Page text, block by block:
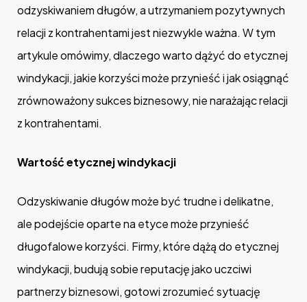
odzyskiwaniem długów, a utrzymaniem pozytywnych
relacji z kontrahentami jest niezwykle ważna. W tym
artykule omówimy, dlaczego warto dążyć do etycznej
windykacji, jakie korzyści może przynieść i jak osiągnąć
zrównoważony sukces biznesowy, nie narażając relacji
z kontrahentami.
Wartość etycznej windykacji
Odzyskiwanie długów może być trudne i delikatne,
ale podejście oparte na etyce może przynieść
długofalowe korzyści. Firmy, które dążą do etycznej
windykacji, budują sobie reputację jako uczciwi
partnerzy biznesowi, gotowi zrozumieć sytuację